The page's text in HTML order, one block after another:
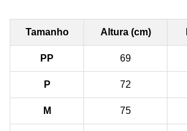
Tamanho Altura (cm)
PP 69
P 72
M 75